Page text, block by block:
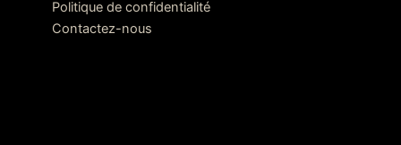
Politique de confidentialité
Contactez-nous